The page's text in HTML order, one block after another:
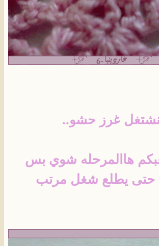
غرز حشو..
هاالمرحله شوي بس
حتى يطلع شغل مرتب